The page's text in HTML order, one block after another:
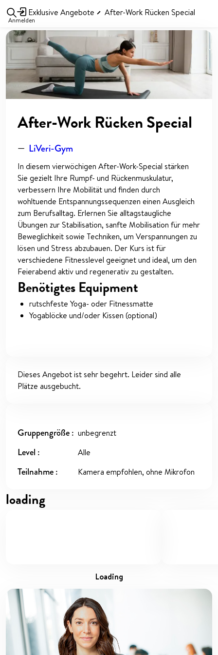
Anmelden
Exklusive Angebote After-Work Rücken Special
After-Work Rücken Special
— LiVeri-Gym
In diesem vierwöchigen After-Work-Special stärken
Sie gezielt Ihre Rumpf- und Rückenmuskulatur,
verbessern Ihre Mobilität und finden durch
wohltuende Entspannungssequenzen einen Ausgleich
zum Berufsalltag. Erlernen Sie alltagstaugliche
Übungen zur Stabilisation, sanfte Mobilisation für mehr
Beweglichkeit sowie Techniken, um Verspannungen zu
lösen und Stress abzubauen. Der Kurs ist für
verschiedene Fitnesslevel geeignet und ideal, um den
Feierabend aktiv und regenerativ zu gestalten.
Benötigtes Equipment
rutschfeste Yoga- oder Fitnessmatte
Yogablöcke und/oder Kissen (optional)
Dieses Angebot ist sehr begehrt. Leider sind alle
Plätze ausgebucht.
Gruppengröße unbegrenzt
Level Alle
Teilnahme Kamera empfohlen, ohne Mikrofon
loading
loading